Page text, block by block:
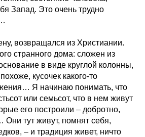
Запад. Это очень трудно
возвращался из Христиании.
странного дома: сложен из
в виде круглой колонны,
кусочек какого-то
Я начинаю понимать, что
или семьсот, что в нем живут
его построили – добротно,
Они тут живут, помнят себя,
– и традиция живет, ничто